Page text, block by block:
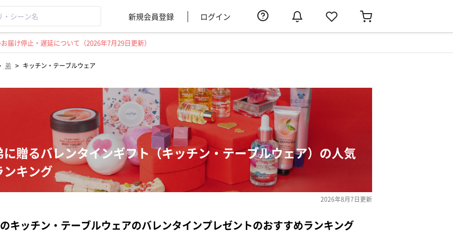
新規会員登録 ログイン
け停止・遅延について（2026年7月29日更新）
弟 > キッチン・テーブルウェア
に贈るバレンタインギフト（キッチン・テーブルウェア）の人気
ンキング
2026年8月7日更新
キッチン・テーブルウェアのバレンタインプレゼントのおすすめランキング